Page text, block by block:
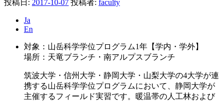
投稿日: 2017-10-07 投稿者: faculty
Ja
En
対象：山岳科学学位プログラム1年【学内・学外】
場所：天竜ブランチ・南アルプスブランチ
筑波大学・信州大学・静岡大学・山梨大学の4大学が連
携する山岳科学学位プログラムにおいて、静岡大学が
主催するフィールド実習です。暖温帯の人工林および